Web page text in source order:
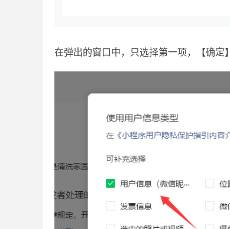
在弹出的窗口中，只选择第一项，【确定】